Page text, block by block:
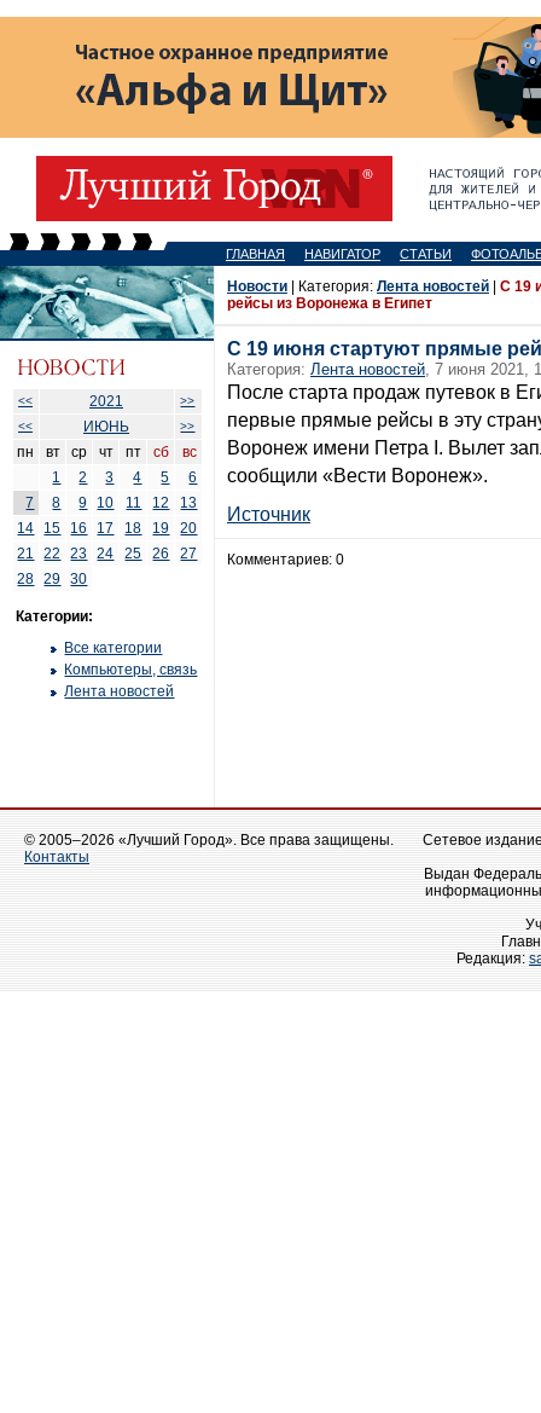
ГЛАВНАЯ НАВИГАТОР СТАТЬИ
<< 2021
>>
<<
ИЮНЬ >>
пн вт ср чт пт сб
вс
1
2 3 4 5
6
7
8 9 10 11 12
13
14
15 16 17 18 19
20
21
22 23 24 25 26
27
28
29 30
Категории:
Все категории
Компьютеры, связь
Лента новостей
Новости | Категория: Лента новостей
С 19
рейсы из Воронежа в Египет
С 19 июня стартуют прямые
Категория: Лента новостей, 7 июня 2021,
После старта продаж путевок в
первые прямые рейсы в эту
Воронеж имени Петра I. Вылет
сообщили «Вести Воронеж».
Источник
Комментариев: 0
© 2005–2026 «Лучший Город». Все права защищены.
Контакты
Сетевое
Выдан
Редакция: